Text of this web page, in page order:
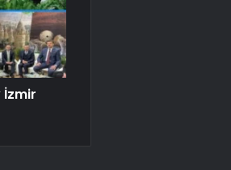
İzmir